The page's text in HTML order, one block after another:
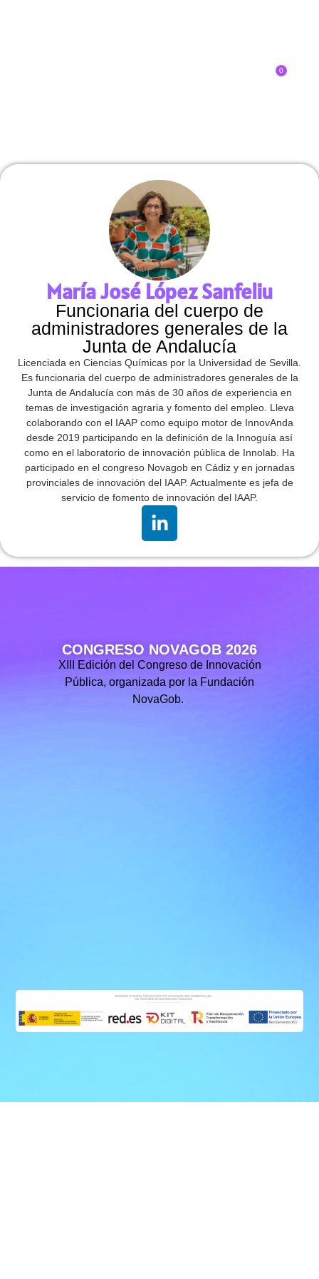
0
María José López Sanfeliu
Funcionaria del cuerpo de
administradores generales de la
Junta de Andalucía
Licenciada en Ciencias Químicas por la Universidad de Sevilla.
Es funcionaria del cuerpo de administradores generales de la
Junta de Andalucía con más de 30 años de experiencia en
temas de investigación agraria y fomento del empleo. Lleva
colaborando con el IAAP como equipo motor de InnovAnda
desde 2019 participando en la definición de la Innoguía así
como en el laboratorio de innovación pública de Innolab. Ha
participado en el congreso Novagob en Cádiz y en jornadas
provinciales de innovación del IAAP. Actualmente es jefa de
servicio de fomento de innovación del IAAP.
CONGRESO NOVAGOB 2026
XIII Edición del Congreso de Innovación
Pública, organizada por la Fundación
NovaGob.